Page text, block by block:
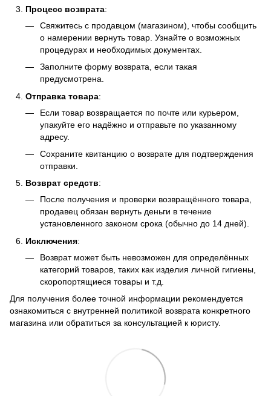
Процесс возврата:
Свяжитесь с продавцом (магазином), чтобы сообщить
о намерении вернуть товар. Узнайте о возможных
процедурах и необходимых документах.
Заполните форму возврата, если такая
предусмотрена.
Отправка товара:
Если товар возвращается по почте или курьером,
упакуйте его надёжно и отправьте по указанному
адресу.
Сохраните квитанцию о возврате для подтверждения
отправки.
Возврат средств:
После получения и проверки возвращённого товара,
продавец обязан вернуть деньги в течение
установленного законом срока (обычно до 14 дней).
Исключения:
Возврат может быть невозможен для определённых
категорий товаров, таких как изделия личной гигиены,
скоропортящиеся товары и т.д.
Для получения более точной информации рекомендуется
ознакомиться с внутренней политикой возврата конкретного
магазина или обратиться за консультацией к юристу.